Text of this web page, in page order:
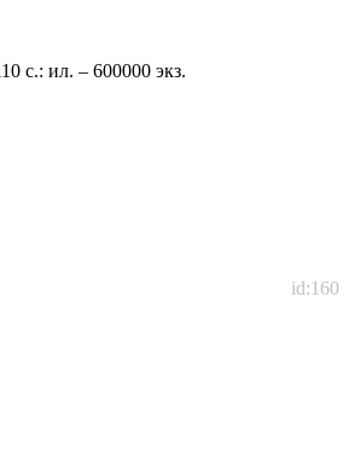
с.: ил. – 600000 экз.
id:160